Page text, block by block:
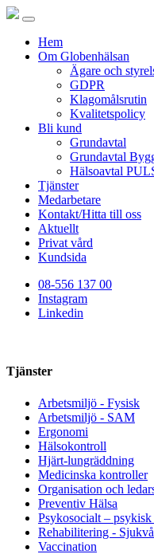
Hem
Om Globenhälsan
Ägare och
GDPR
Klagomålsrutin
Kvalitetspolicy
Bli kund
Grundavtal
Grundavtal
Hälsoavtal
Tjänster
Medarbetare
Kontakt/Hitta till oss
Aktuellt
Privat vård
Kundsida
08-556 137 00
Instagram
Linkedin
Tjänster
Arbetsmiljö - Fysisk
Arbetsmiljö - SAM
Ergonomi
Hälsokontroll
Hjärt-lungräddning
Medicinska kontroller
Organisation och
Preventiv Hälsa
Psykosocialt – psykisk
Rehabilitering -
Vaccination